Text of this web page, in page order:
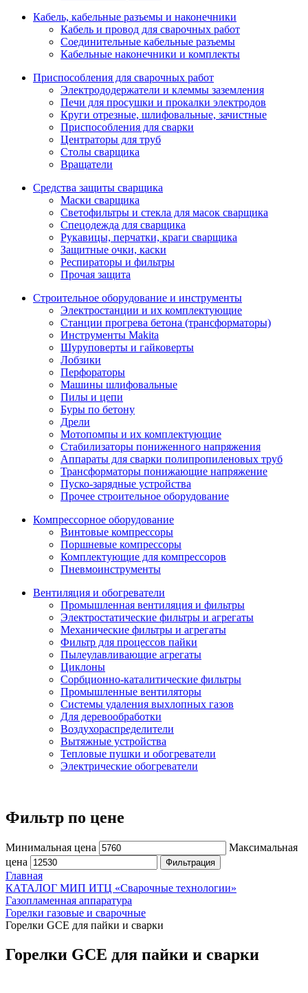
Кабель, кабельные разъемы и наконечники
Кабель и провод для сварочных работ
Соединительные кабельные разъемы
Кабельные наконечники и комплекты
Приспособления для сварочных работ
Электрододержатели и клеммы заземления
Печи для просушки и прокалки электродов
Круги отрезные, шлифовальные, зачистные
Приспособления для сварки
Центраторы для труб
Столы сварщика
Вращатели
Средства защиты сварщика
Маски сварщика
Светофильтры и стекла для масок сварщика
Спецодежда для сварщика
Рукавицы, перчатки, краги сварщика
Защитные очки, каски
Респираторы и фильтры
Прочая защита
Строительное оборудование и инструменты
Электростанции и их комплектующие
Станции прогрева бетона (трансформаторы)
Инструменты Makita
Шуруповерты и гайковерты
Лобзики
Перфораторы
Машины шлифовальные
Пилы и цепи
Буры по бетону
Дрели
Мотопомпы и их комплектующие
Стабилизаторы пониженного напряжения
Аппараты для сварки полипропиленовых труб
Трансформаторы понижающие напряжение
Пуско-зарядные устройства
Прочее строительное оборудование
Компрессорное оборудование
Винтовые компрессоры
Поршневые компрессоры
Комплектующие для компрессоров
Пневмоинструменты
Вентиляция и обогреватели
Промышленная вентиляция и фильтры
Электростатические фильтры и агрегаты
Механические фильтры и агрегаты
Фильтр для процессов пайки
Пылеулавливающие агрегаты
Циклоны
Сорбционно-каталитические фильтры
Промышленные вентиляторы
Системы удаления выхлопных газов
Для деревообработки
Воздухораспределители
Вытяжные устройства
Тепловые пушки и обогреватели
Электрические обогреватели
Фильтр по цене
Минимальная цена
Максимальная
цена
Фильтрация
Главная
КАТАЛОГ МИП ИТЦ «Сварочные технологии»
Газопламенная аппаратура
Горелки газовые и сварочные
Горелки GCE для пайки и сварки
Горелки GCE для пайки и сварки